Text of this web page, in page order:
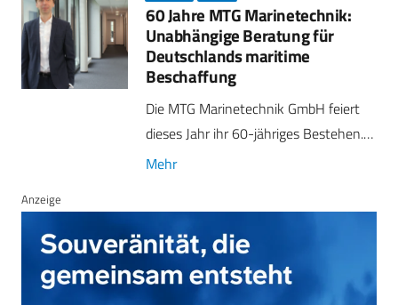
60 Jahre MTG Marinetechnik:
Unabhängige Beratung für
Deutschlands maritime
Beschaffung
Die MTG Marinetechnik GmbH feiert
dieses Jahr ihr 60-jähriges Bestehen.…
Mehr
Anzeige